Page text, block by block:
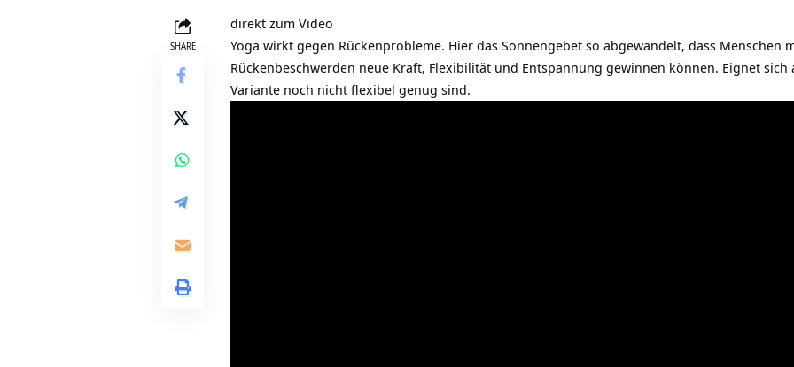
SHARE
direkt zum Video
Yoga wirkt gegen Rückenprobleme. Hier das Sonnengebet so abgewandelt, dass Menschen
Rückenbeschwerden neue Kraft, Flexibilität und Entspannung gewinnen können. Eignet sich
Variante noch nicht flexibel genug sind.